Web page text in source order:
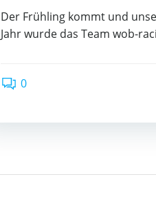
Der Frühling kommt und
Jahr wurde das Team wob-
0